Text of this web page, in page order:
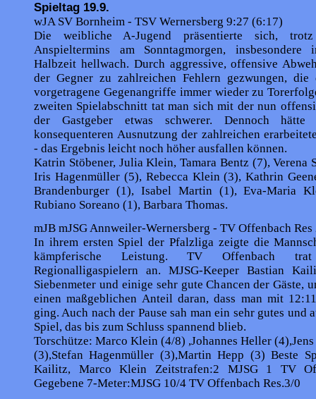
Spieltag 19.9.
wJA SV Bornheim - TSV Wernersberg 9:27 (6:17)
Die weibliche A-Jugend präsentierte sich,
Anspieltermins am Sonntagmorgen,
Halbzeit hellwach. Durch aggressive, offensive
der Gegner zu zahlreichen Fehlern gezwungen, die
vorgetragene Gegenangriffe immer wieder zu
zweiten Spielabschnitt tat man sich mit der nun
der Gastgeber etwas schwerer. Dennoch
konsequenteren Ausnutzung der zahlreichen
- das Ergebnis leicht noch höher ausfallen können.
Katrin Stöbener, Julia Klein, Tamara Bentz (7), Verena
Iris Hagenmüller (5), Rebecca Klein (3), Kathrin
Brandenburger (1), Isabel Martin (1), Eva-Maria
Rubiano Soreano (1), Barbara Thomas.
mJB mJSG Annweiler-Wernersberg - TV Offenbach
In ihrem ersten Spiel der Pfalzliga zeigte die
kämpferische Leistung. TV Offenbach
Regionalligaspielern an. MJSG-Keeper Bastian
Siebenmeter und einige sehr gute Chancen der Gäste,
einen maßgeblichen Anteil daran, dass man mit
ging. Auch nach der Pause sah man ein sehr gutes und
Spiel, das bis zum Schluss spannend blieb.
Torschütze: Marco Klein (4/8) ,Johannes Heller
(3),Stefan Hagenmüller (3),Martin Hepp (3) Beste
Kailitz, Marco Klein Zeitstrafen:2 MJSG 1 TV
Gegebene 7-Meter:MJSG 10/4 TV Offenbach Res.3/0